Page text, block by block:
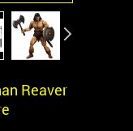
Reaver